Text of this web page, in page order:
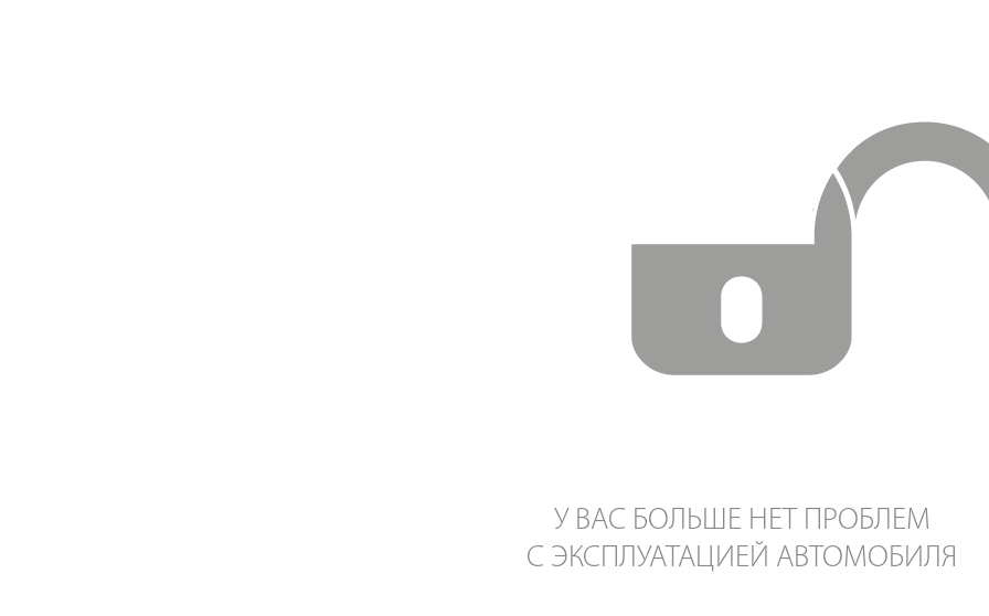
У ВАС БОЛЬШЕ НЕТ ПРОБЛЕМ
С ЭКСПЛУАТАЦИЕЙ АВТОМОБИЛЯ